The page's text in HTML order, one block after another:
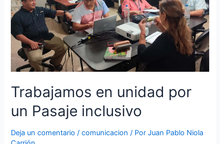
Trabajamos en unidad por
un Pasaje inclusivo
Deja un comentario /comunicacion / PorJuan Pablo Niola